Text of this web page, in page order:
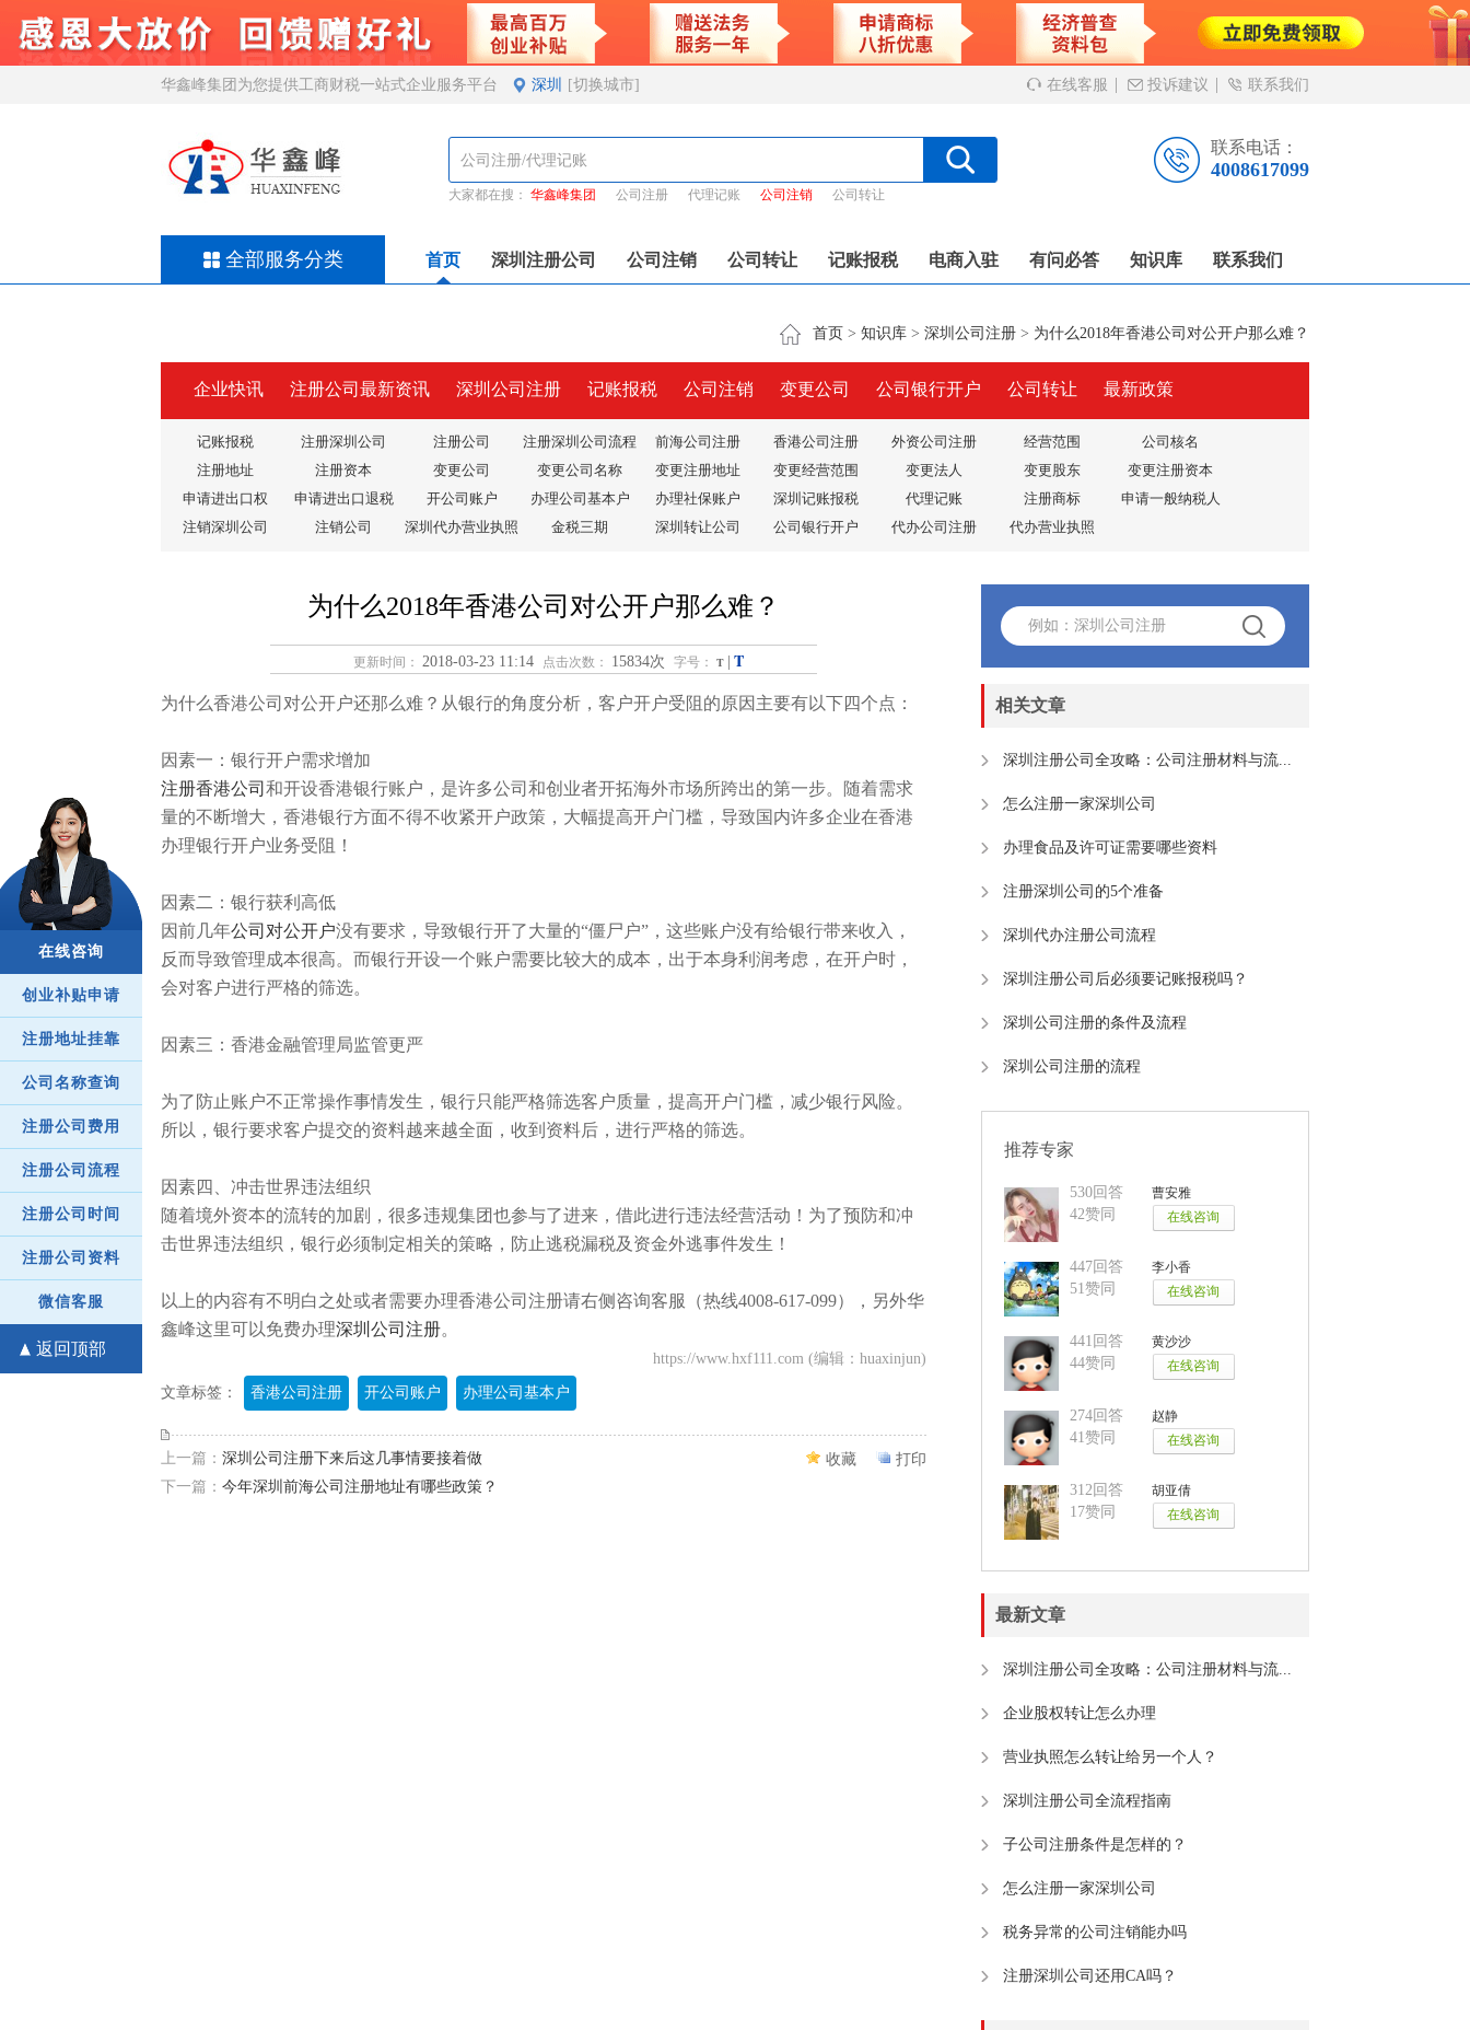
在线咨询
创业补贴申请
注册地址挂靠
公司名称查询
注册公司费用
注册公司流程
注册公司时间
注册公司资料
微信客服
返回顶部
华鑫峰集团为您提供工商财税一站式企业服务平台 深圳 [切换城市] 在线客服 投诉建议 联系我们
大家都在搜： 华鑫峰集团 公司注册 代理记账 公司注销 公司转让
联系电话：
4008617099
全部服务分类 首页 深圳注册公司 公司注销 公司转让 记账报税 电商入驻 有问必答 知识库 联系我们
首页 > 知识库 > 深圳公司注册 > 为什么2018年香港公司对公开户那么难？
企业快讯 注册公司最新资讯 深圳公司注册 记账报税 公司注销 变更公司 公司银行开户 公司转让 最新政策
记账报税 注册深圳公司 注册公司 注册深圳公司流程 前海公司注册 香港公司注册 外资公司注册 经营范围
公司核名
注册地址
注册资本 变更公司 变更公司名称 变更注册地址 变更经营范围 变更法人 变更股东
变更注册资本
申请进出口权
申请进出口退税 开公司账户 办理公司基本户 办理社保账户 深圳记账报税 代理记账 注册商标
申请一般纳税人
注销深圳公司
注销公司 深圳代办营业执照 金税三期 深圳转让公司 公司银行开户 代办公司注册 代办营业执照
为什么2018年香港公司对公开户那么难？
更新时间： 2018-03-23 11:14 点击次数： 15834次 字号： T T
为什么香港公司对公开户还那么难？从银行的角度分析，客户开户受阻的原因主要有以下四个点：
因素一：银行开户需求增加
注册香港公司 和开设香港银行账户，是许多公司和创业者开拓海外市场所跨出的第一步。随着需求
量的不断增大，香港银行方面不得不收紧开户政策，大幅提高开户门槛，导致国内许多企业在香港
办理银行开户业务受阻！
因素二：银行获利高低
因前几年公司对公开户没有要求，导致银行开了大量的“僵尸户”，这些账户没有给银行带来收入，
反而导致管理成本很高。而银行开设一个账户需要比较大的成本，出于本身利润考虑，在开户时，
会对客户进行严格的筛选。
因素三：香港金融管理局监管更严
为了防止账户不正常操作事情发生，银行只能严格筛选客户质量，提高开户门槛，减少银行风险。
所以，银行要求客户提交的资料越来越全面，收到资料后，进行严格的筛选。
因素四、冲击世界违法组织
随着境外资本的流转的加剧，很多违规集团也参与了进来，借此进行违法经营活动！为了预防和冲
击世界违法组织，银行必须制定相关的策略，防止逃税漏税及资金外逃事件发生！
以上的内容有不明白之处或者需要办理香港公司注册请右侧咨询客服（热线4008-617-099），另外华
鑫峰这里可以免费办理深圳公司注册。
https://www.hxf111.com (编辑：huaxinjun)
文章标签： 香港公司注册 开公司账户 办理公司基本户
上一篇： 深圳公司注册下来后这几事情要接着做
下一篇： 今年深圳前海公司注册地址有哪些政策？
收藏 打印
相关文章
深圳注册公司全攻略：公司注册材料与流...
怎么注册一家深圳公司
办理食品及许可证需要哪些资料
注册深圳公司的5个准备
深圳代办注册公司流程
深圳注册公司后必须要记账报税吗？
深圳公司注册的条件及流程
深圳公司注册的流程
推荐专家
曹安雅
530回答
42赞同
李小香
447回答
51赞同
黄沙沙
441回答
44赞同
赵静
274回答
41赞同
胡亚倩
312回答
17赞同
最新文章
深圳注册公司全攻略：公司注册材料与流...
企业股权转让怎么办理
营业执照怎么转让给另一个人？
深圳注册公司全流程指南
子公司注册条件是怎样的？
怎么注册一家深圳公司
税务异常的公司注销能办吗
注册深圳公司还用CA吗？